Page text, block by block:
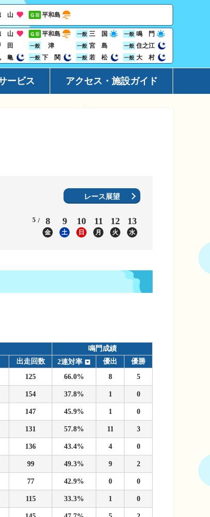
山 ＧⅢ 平和島
山 ＧⅢ 平和島 一般 三 国 一般 鳴 門
田 一般 津 一般 宮 島 一般 住之江
亀 一般 下 関 一般 若 松 一般 大 村
ービス アクセス・施設ガイド
5 8
金
9
土
10
日
11
月
12
火
13
水
レース展望
鳴門成績
出走回数 2連対率 優出
優勝
125 66.0% 8 5
154 37.8% 1 0
147 45.9% 1 0
131 57.8% 11 3
136 43.4% 4 0
99 49.3% 9 2
77 42.9% 0 0
115 33.3% 1 0